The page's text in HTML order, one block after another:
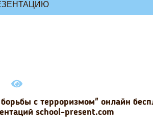
с терроризмом" онлайн
school-present.com